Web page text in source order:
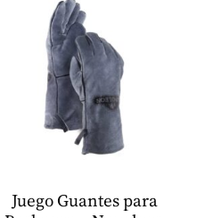
Juego Guantes para